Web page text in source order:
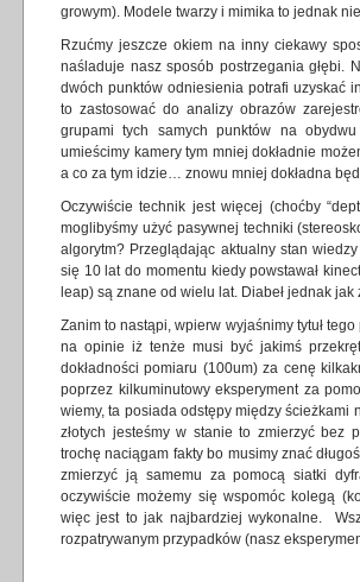
growym). Modele twarzy i mimika to jednak
Rzućmy jeszcze okiem na inny ciekawy
naśladuje nasz sposób postrzegania głębi.
dwóch punktów odniesienia potrafi uzyskać
to zastosować do analizy obrazów
grupami tych samych punktów na
umieścimy kamery tym mniej dokładnie
a co za tym idzie… znowu mniej dokładna
Oczywiście technik jest więcej (choćby
moglibyśmy użyć pasywnej techniki
algorytm? Przeglądając aktualny stan
się 10 lat do momentu kiedy powstawał
leap) są znane od wielu lat. Diabeł jednak
Zanim to nastąpi, wpierw wyjaśnimy tytuł
na opinie iż tenże musi być jakimś
dokładności pomiaru (100um) za cenę
poprzez kilkuminutowy eksperyment za
wiemy, ta posiada odstępy między ścieżkami
złotych jesteśmy w stanie to zmierzyć bez
trochę naciągam fakty bo musimy znać
zmierzyć ją samemu za pomocą siatki
oczywiście możemy się wspomóc kolegą
więc jest to jak najbardziej wykonalne.
rozpatrywanym przypadków (nasz